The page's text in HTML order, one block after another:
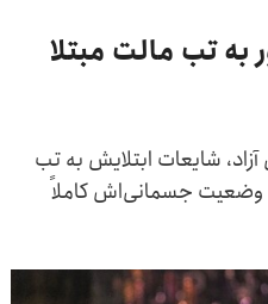
تب مالت مبتلا
شایعات ابتلایش به تب
وضعیت جسمانی‌اش کاملاً